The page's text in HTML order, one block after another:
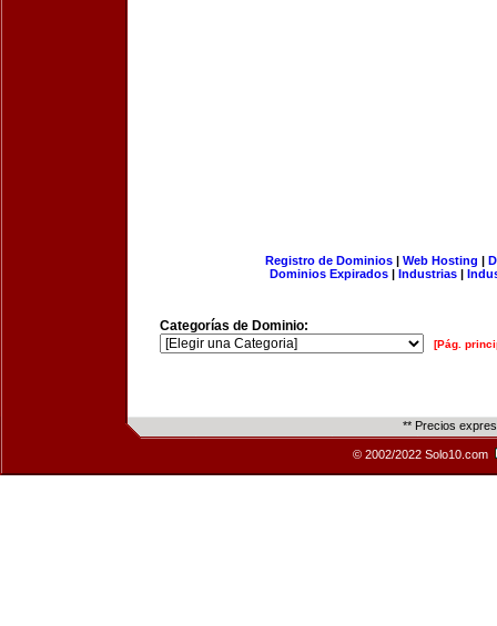
Registro de Dominios| Web Hosting |
Dominios Expirados | Industrias |
Categorías de Dominio:
[Pág.
** Precios
© 2002/2022 Solo10.com